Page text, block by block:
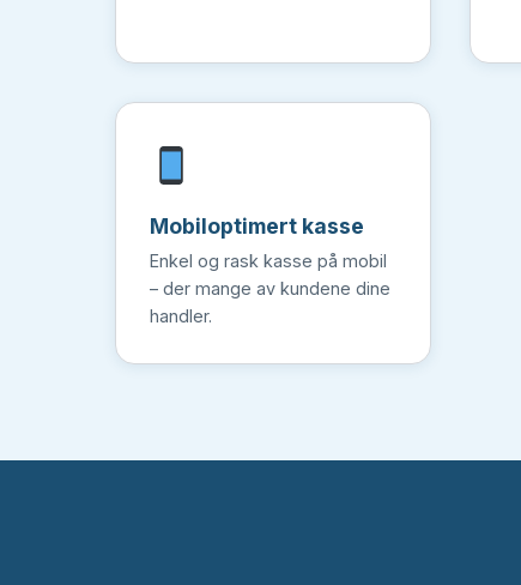
Mobiloptimert kasse
Enkel og rask kasse på mobil
– der mange av kundene dine
handler.